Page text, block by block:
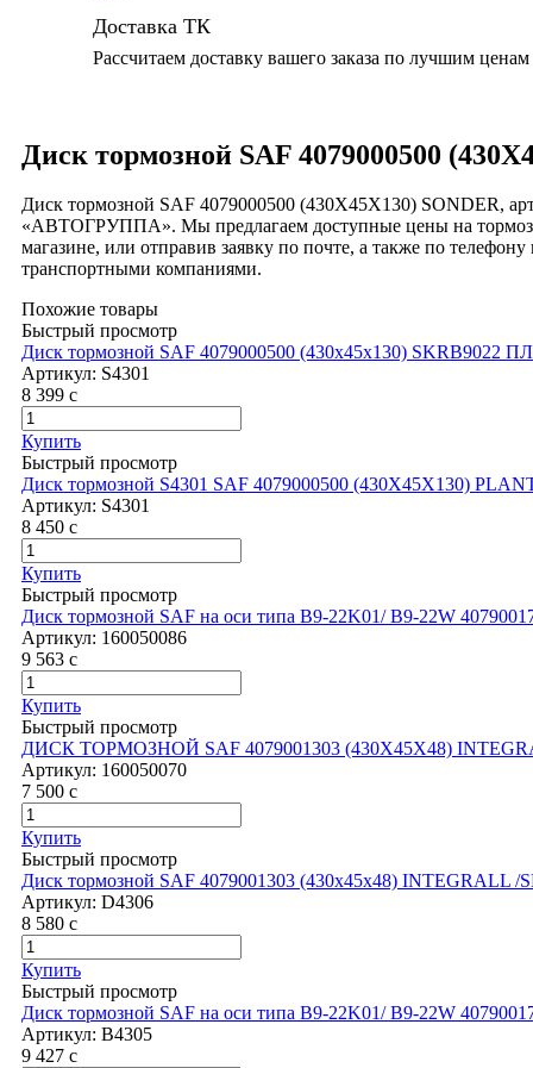
Доставка ТК
Рассчитаем доставку вашего заказа по лучшим ценам
Диск тормозной SAF 4079000500
Диск тормозной SAF 4079000500 (430X45X130) SONDER,
«АВТОГРУППА». Мы предлагаем доступные цены на
магазине, или отправив заявку по почте, а также по
транспортными компаниями.
Похожие товары
Быстрый просмотр
Диск тормозной SAF 4079000500 (430x45x130) SKRB9022
Артикул: S4301
8 399 c
Купить
Быстрый просмотр
Диск тормозной S4301 SAF 4079000500 (430X45X130)
Артикул: S4301
8 450 c
Купить
Быстрый просмотр
Диск тормозной SAF на оси типа B9-22K01/ B9-22W
Артикул: 160050086
9 563 c
Купить
Быстрый просмотр
ДИСК ТОРМОЗНОЙ SAF 4079001303 (430X45X48)
Артикул: 160050070
7 500 c
Купить
Быстрый просмотр
Диск тормозной SAF 4079001303 (430x45x48) INTEGRALL
Артикул: D4306
8 580 c
Купить
Быстрый просмотр
Диск тормозной SAF на оси типа B9-22K01/ B9-22W
Артикул: B4305
9 427 c